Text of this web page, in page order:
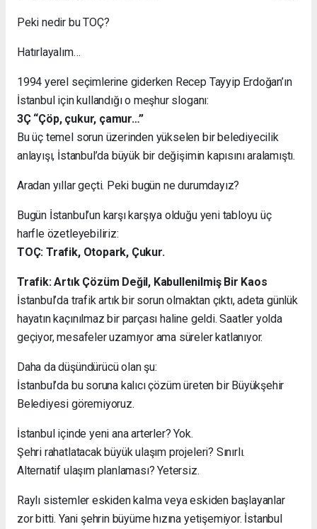
Peki nedir bu TOÇ?
Hatırlayalım…
1994 yerel seçimlerine giderken Recep Tayyip Erdoğan’ın
İstanbul için kullandığı o meşhur sloganı:
3Ç “Çöp, çukur, çamur…”
Bu üç temel sorun üzerinden yükselen bir belediyecilik
anlayışı, İstanbul’da büyük bir değişimin kapısını aralamıştı.
Aradan yıllar geçti. Peki bugün ne durumdayız?
Bugün İstanbul’un karşı karşıya olduğu yeni tabloyu üç
harfle özetleyebiliriz:
TOÇ: Trafik, Otopark, Çukur.
Trafik: Artık Çözüm Değil, Kabullenilmiş Bir Kaos
İstanbul’da trafik artık bir sorun olmaktan çıktı, adeta günlük
hayatın kaçınılmaz bir parçası haline geldi. Saatler yolda
geçiyor, mesafeler uzamıyor ama süreler katlanıyor.
Daha da düşündürücü olan şu:
İstanbul’da bu soruna kalıcı çözüm üreten bir Büyükşehir
Belediyesi göremiyoruz.
İstanbul içinde yeni ana arterler? Yok.
Şehri rahatlatacak büyük ulaşım projeleri? Sınırlı.
Alternatif ulaşım planlaması? Yetersiz.
Raylı sistemler eskiden kalma veya eskiden başlayanlar
zor bitti. Yani şehrin büyüme hızına yetişemiyor. İstanbul